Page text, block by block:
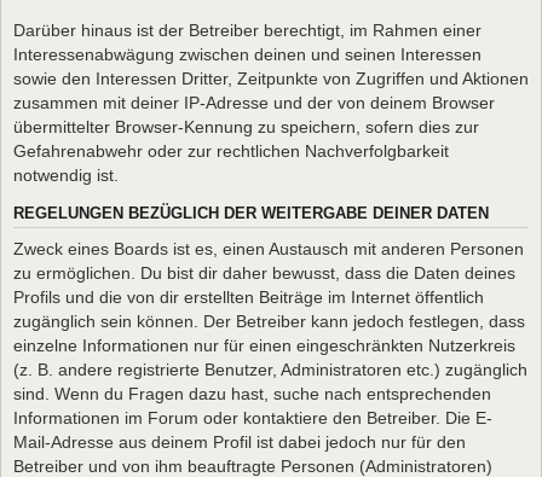
Darüber hinaus ist der Betreiber berechtigt, im Rahmen einer
Interessenabwägung zwischen deinen und seinen Interessen
sowie den Interessen Dritter, Zeitpunkte von Zugriffen und Aktionen
zusammen mit deiner IP-Adresse und der von deinem Browser
übermittelter Browser-Kennung zu speichern, sofern dies zur
Gefahrenabwehr oder zur rechtlichen Nachverfolgbarkeit
notwendig ist.
REGELUNGEN BEZÜGLICH DER WEITERGABE DEINER DATEN
Zweck eines Boards ist es, einen Austausch mit anderen Personen
zu ermöglichen. Du bist dir daher bewusst, dass die Daten deines
Profils und die von dir erstellten Beiträge im Internet öffentlich
zugänglich sein können. Der Betreiber kann jedoch festlegen, dass
einzelne Informationen nur für einen eingeschränkten Nutzerkreis
(z. B. andere registrierte Benutzer, Administratoren etc.) zugänglich
sind. Wenn du Fragen dazu hast, suche nach entsprechenden
Informationen im Forum oder kontaktiere den Betreiber. Die E-
Mail-Adresse aus deinem Profil ist dabei jedoch nur für den
Betreiber und von ihm beauftragte Personen (Administratoren)